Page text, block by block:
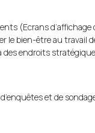
(Ecrans
le bien-être au travail
endroits
et de